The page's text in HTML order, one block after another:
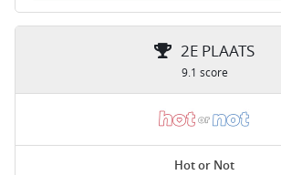
2E PLAATS
9.1 score
Hot or Not